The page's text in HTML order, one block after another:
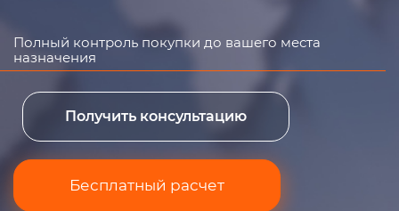
Полный контроль покупки до вашего места
назначения
Получить консультацию
Бесплатный расчет